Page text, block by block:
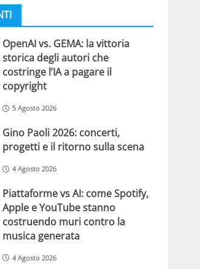
OpenAI vs. GEMA: la vittoria
storica degli autori che
costringe l’IA a pagare il
copyright
5 Agosto 2026
Gino Paoli 2026: concerti,
progetti e il ritorno sulla scena
4 Agosto 2026
Piattaforme vs AI: come Spotify,
Apple e YouTube stanno
costruendo muri contro la
musica generata
4 Agosto 2026